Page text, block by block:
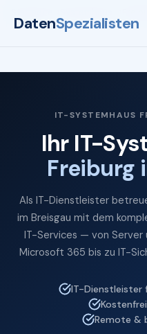
DatenSpezialisten
IT-SYSTEMHAUS
Ihr IT-
Freiburg
Als IT-Dienstleister
im Breisgau mit dem
IT-Services — von Server
Microsoft 365 bis zu IT-
IT-Dienstleister
Remote &